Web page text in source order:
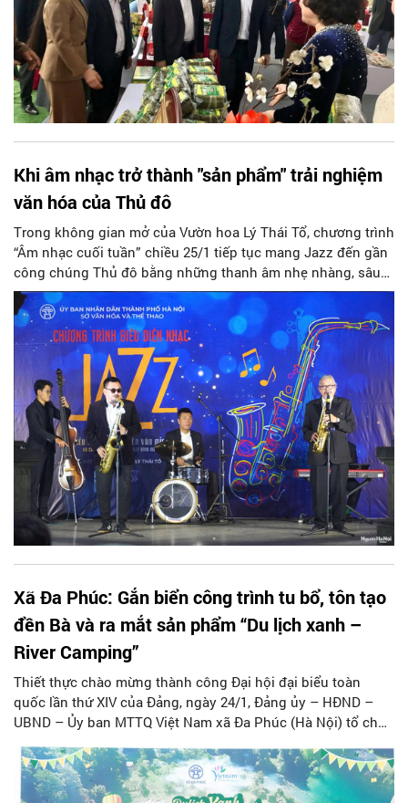
Khi âm nhạc trở thành "sản phẩm" trải nghiệm
văn hóa của Thủ đô
Trong không gian mở của Vườn hoa Lý Thái Tổ, chương trình
“Âm nhạc cuối tuần” chiều 25/1 tiếp tục mang Jazz đến gần
công chúng Thủ đô bằng những thanh âm nhẹ nhàng, sâu
lắng và đầy cảm xúc.
Xã Đa Phúc: Gắn biển công trình tu bổ, tôn tạo
đền Bà và ra mắt sản phẩm “Du lịch xanh –
River Camping”
Thiết thực chào mừng thành công Đại hội đại biểu toàn
quốc lần thứ XIV của Đảng, ngày 24/1, Đảng ủy – HĐND –
UBND – Ủy ban MTTQ Việt Nam xã Đa Phúc (Hà Nội) tổ chức
đền Bà (thôn Xuân Lai) và ra mắt chương trình “Du lịch xanh
Đa Phúc – River Camping”.